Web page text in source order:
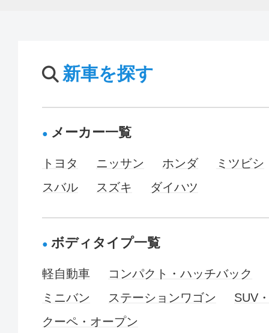
新車を探す
メーカー一覧
トヨタ ニッサン ホンダ
ミツビシ
スバル
スズキ ダイハツ
ボディタイプ一覧
軽自動車
コンパクト・ハッチバック
ミニバン
ステーションワゴン
SUV
クーペ・オープン